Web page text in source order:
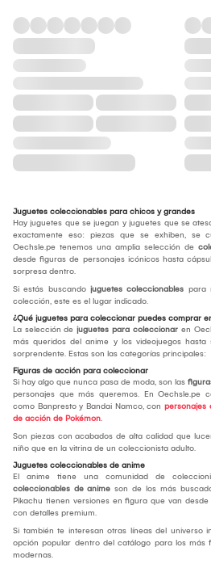
Juguetes coleccionables para chicos y grandes
Hay juguetes que se juegan y juguetes que se
exactamente eso: piezas que se exhiben, se
Oechsle.pe tenemos una amplia selección de
desde figuras de personajes icónicos hasta
sorpresa dentro.
Si estás buscando juguetes coleccionables para
colección, este es el lugar indicado.
¿Qué juguetes para coleccionar puedes comprar
La selección de juguetes para coleccionar en
más queridos del anime y los videojuegos
sorprendente. Estas son las categorías principales:
Figuras de acción para coleccionar
Si hay algo que nunca pasa de moda, son las
personajes que más queremos. En Oechsle.pe
como Banpresto y Bandai Namco, con personajes
de acción de Pokémon.
Son piezas con acabados de alta calidad que
niño que en la vitrina de un coleccionista adulto.
Juguetes coleccionables de anime
El anime tiene una comunidad de
coleccionables de anime son de los más
Pikachu tienen versiones en figura que van
con detalles premium.
Si también te interesan otras líneas del universo
opción popular dentro del catálogo para los más
modernas.